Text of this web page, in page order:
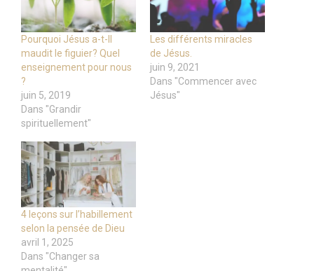
Pourquoi Jésus a-t-Il
maudit le figuier? Quel
enseignement pour nous
?
juin 5, 2019
Dans "Grandir
spirituellement"
Les différents miracles
de Jésus.
juin 9, 2021
Dans "Commencer avec
Jésus"
4 leçons sur l’habillement
selon la pensée de Dieu
avril 1, 2025
Dans "Changer sa